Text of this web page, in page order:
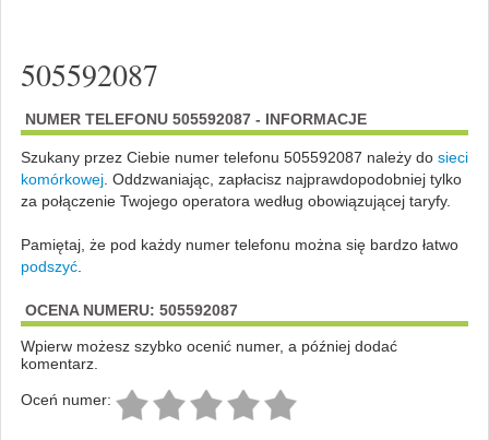
505592087
NUMER TELEFONU 505592087 - INFORMACJE
Szukany przez Ciebie numer telefonu 505592087 należy do sieci
komórkowej. Oddzwaniając, zapłacisz najprawdopodobniej tylko
za połączenie Twojego operatora według obowiązującej taryfy.
Pamiętaj, że pod każdy numer telefonu można się bardzo łatwo
podszyć.
OCENA NUMERU: 505592087
Wpierw możesz szybko ocenić numer, a później dodać
komentarz.
Oceń numer: